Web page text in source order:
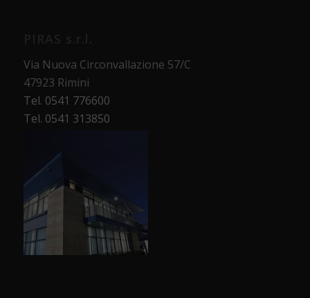
Via Nuova Circonvallazione 57/C
47923 Rimini
Tel. 0541 776600
Tel. 0541 313850